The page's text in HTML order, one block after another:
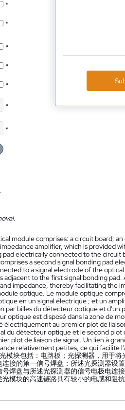
*
*
*
*
*
*
*
module comprises: a circuit board;
amplifier, which is provided
electrically connected to the circuit
a second signal bonding pad
to a signal electrode of the
to the first signal bonding
impedance, thereby facilitating the
optique. Le module optique
en un signal électrique ; et un
par billes du détecteur optique et d'un
est disposé dans la zone de
au premier plot de
du détecteur optique et le second plot
plot de liaison de signal. Un lien à
relativement petites, ce qui facilite
模块包括：电路板；光探测器，用于将
接的第一信号焊盘；所述光探测器设
焊盘与所述光探测器的信号电极电连
模块的高速链路具有较小的电感和阻